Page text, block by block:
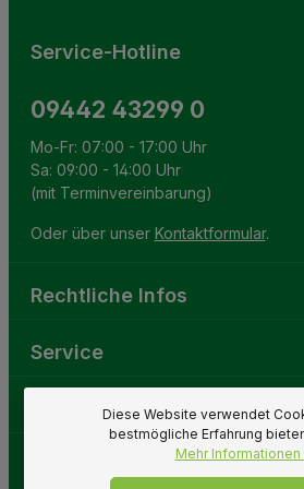
Service-Hotline
09442 43299 0
Mo-Fr: 07:00 - 17:00 Uhr
Sa: 09:00 - 14:00 Uhr
(mit Terminvereinbarung)
Oder über unser Kontaktformular.
Rechtliche Infos
Service
GartenweltDiese Website verwendet
bestmögliche Erfahrung
Mehr Informationen